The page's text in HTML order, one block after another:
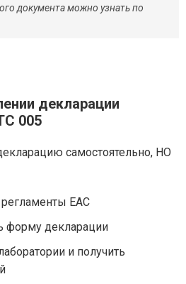
документа можно узнать по
декларации
005
самостоятельно, НО
регламенты ЕАС
форму декларации
и получить